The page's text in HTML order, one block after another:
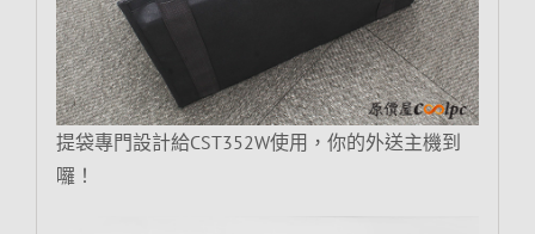
提袋專門設計給CST352W使用，你的外送主機到
囉！